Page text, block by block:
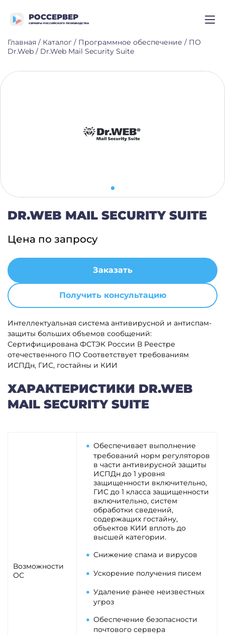
РОССЕРВЕР
СЕРВЕРЫ РОССИЙСКОГО ПРОИЗВОДСТВА
Главная / Каталог / Программное обеспечение / ПО
Dr.Web / Dr.Web Mail Security Suite
DR.WEB MAIL SECURITY SUITE
Интеллектуальная система антивирусной и антиспам-
защиты больших объемов сообщений:
Сертифицирована ФСТЭК России В Реестре
отечественного ПО Соответствует требованиям
ИСПДн, ГИС, гостайны и КИИ
Цена по запросу
Заказать
Получить консультацию
ХАРАКТЕРИСТИКИ DR.WEB
MAIL SECURITY SUITE
Возможности
ОС
Обеспечивает выполнение
требований норм регуляторов
в части антивирусной защиты
ИСПДн до 1 уровня
защищенности включительно,
ГИС до 1 класса защищенности
включительно, систем
обработки сведений,
содержащих гостайну,
объектов КИИ вплоть до
высшей категории.
Снижение спама и вирусов
Ускорение получения писем
Удаление ранее неизвестных
угроз
Обеспечение безопасности
почтового сервера